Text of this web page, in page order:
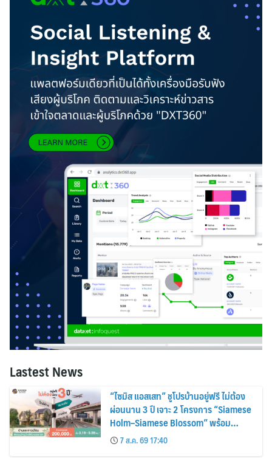
Lastest News
“ไซมิส แอสเสท” ชูโปรบ้านอยู่ฟรี ไม่ต้อง
ผ่อนนาน 3 ปี เจาะ 2 โครงการ “Siamese
Holm–Siamese Blossom” พร้อม
ส่วนลดและสิทธิพิเศษถึง 31 สิงหาคม
2569
7 ส.ค. 69 17:40